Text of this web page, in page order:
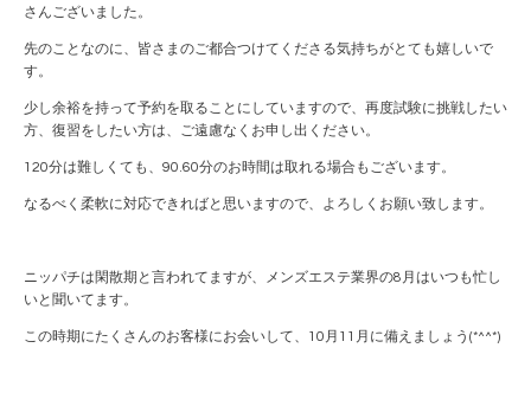
さんございました。
先のことなのに、皆さまのご都合つけてくださる気持ちがとても嬉しいで
す。
少し余裕を持って予約を取ることにしていますので、再度試験に挑戦したい
方、復習をしたい方は、ご遠慮なくお申し出ください。
120分は難しくても、90.60分のお時間は取れる場合もございます。
なるべく柔軟に対応できればと思いますので、よろしくお願い致します。
ニッパチは閑散期と言われてますが、メンズエステ業界の8月はいつも忙し
いと聞いてます。
この時期にたくさんのお客様にお会いして、10月11月に備えましょう(*^^*)